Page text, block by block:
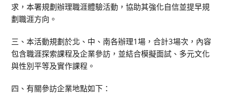
求，本署規劃辦理職涯體驗活動，協助其強化自信並提早規
劃職涯方向。
三、本活動規劃於北、中、南各辦理1場，合計3場次，內容
包含職涯探索課程及企業參訪，並結合模擬面試、多元文化
與性別平等及實作課程。
四、有關參訪企業地點如下：